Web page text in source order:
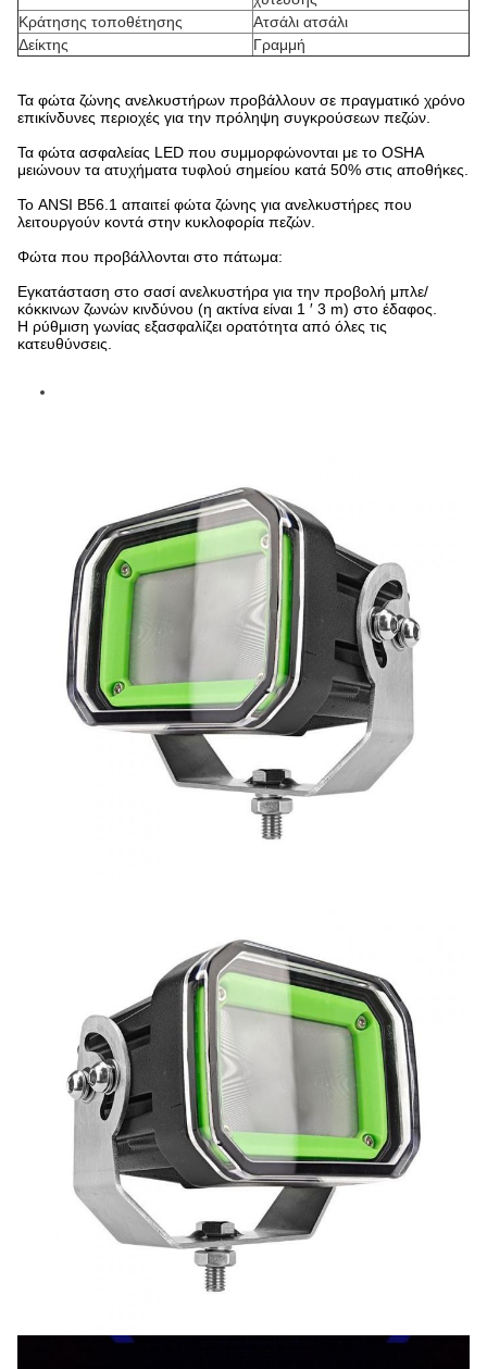
Κράτησης τοποθέτησης
Ατσάλι ατσάλι
Δείκτης
Γραμμή
Τα φώτα ζώνης ανελκυστήρων προβάλλουν σε πραγματικό χρόνο
επικίνδυνες περιοχές για την πρόληψη συγκρούσεων πεζών.
Τα φώτα ασφαλείας LED που συμμορφώνονται με το OSHA
μειώνουν τα ατυχήματα τυφλού σημείου κατά 50% στις αποθήκες.
Το ANSI B56.1 απαιτεί φώτα ζώνης για ανελκυστήρες που
λειτουργούν κοντά στην κυκλοφορία πεζών.
Φώτα που προβάλλονται στο πάτωμα:
Εγκατάσταση στο σασί ανελκυστήρα για την προβολή μπλε/
κόκκινων ζωνών κινδύνου (η ακτίνα είναι 1 ′ 3 m) στο έδαφος.
Η ρύθμιση γωνίας εξασφαλίζει ορατότητα από όλες τις
κατευθύνσεις.